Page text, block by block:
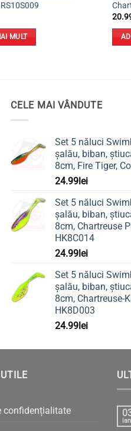
MULT
CELE MAI VÂNDUTE
Set 5 năluci
șalău, biban,
8cm, Fire Tiger,
24.99lei
Set 5 năluci
șalău, biban,
8cm, Chartreuse
HK8C014
24.99lei
Set 5 năluci
șalău, biban,
8cm, Chartreuse-
HK8D003
24.99lei
confidențialitate